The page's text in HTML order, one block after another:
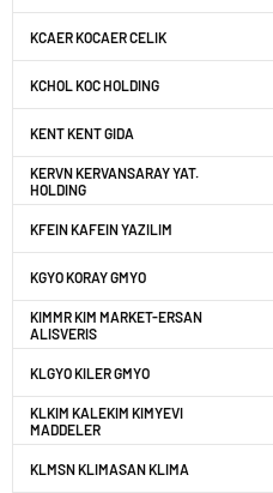
KCAER KOCAER CELIK
KCHOL KOC HOLDING
KENT KENT GIDA
KERVN KERVANSARAY YAT.
HOLDING
KFEIN KAFEIN YAZILIM
KGYO KORAY GMYO
KIMMR KIM MARKET-ERSAN
ALISVERIS
KLGYO KILER GMYO
KLKIM KALEKIM KIMYEVI
MADDELER
KLMSN KLIMASAN KLIMA